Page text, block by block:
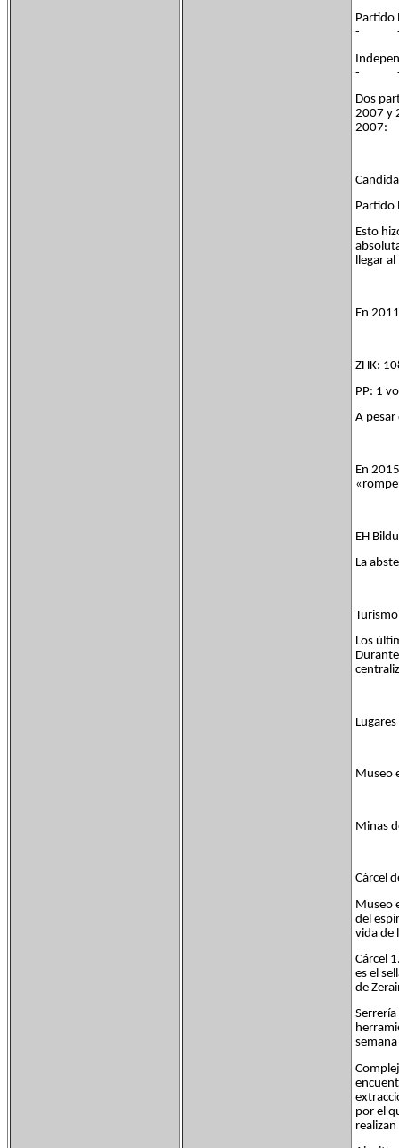
-
- -
Dos
2007 y
2007:
Partido
Esto
llegar
En
ZHK:
PP: 1
A
En
EH
La
Los
Museo
Minas
Cárcel
Museo
del
vida de
Cárcel
es el
de
por el